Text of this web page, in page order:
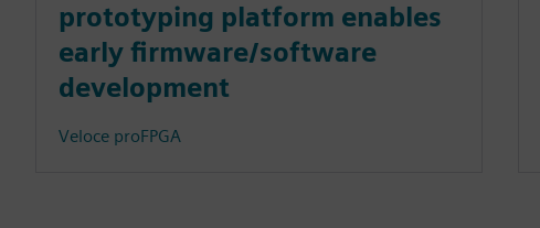
prototyping platform enables
early firmware/software
development
Veloce proFPGA